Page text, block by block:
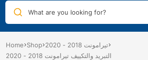
What are you looking for?
Home Shop
تيرامونت 2018 - 2020
التبريد والتكييف تيرامونت 2018 - 2020